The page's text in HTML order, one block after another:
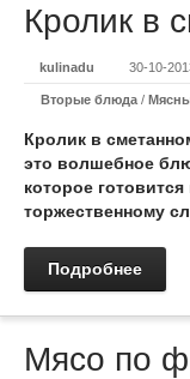
Кролик в
kulinadu 30-10-
Вторые блюда /
Кролик в
это волшебное
которое
торжественному
Подробнее
Мясо по